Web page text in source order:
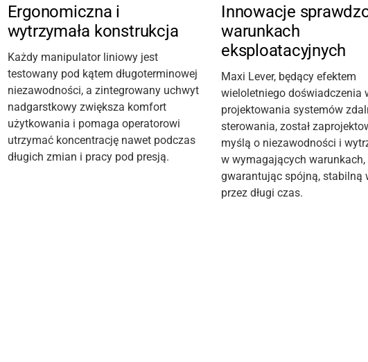
Ergonomiczna i
wytrzymała konstrukcja
Każdy manipulator liniowy jest
testowany pod kątem długoterminowej
niezawodności, a zintegrowany uchwyt
nadgarstkowy zwiększa komfort
użytkowania i pomaga operatorowi
utrzymać koncentrację nawet podczas
długich zmian i pracy pod presją.
Innowacje
warunkach
eksploatacyjnych
Maxi Lever, będący efektem
wieloletniego doświadczenia
projektowania systemów
sterowania, został
myślą o niezawodności i
w wymagających warunkach,
gwarantując spójną, stabilną
przez długi czas.